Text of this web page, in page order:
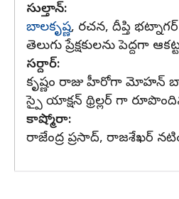
సుల్తాన్:
బాలకృష్ణ, రచన, దీప్తి
తెలుగు ప్రేక్షకులను పెద్దగా
సర్దార్:
కృష్ణం రాజు హీరోగా మోహన్
స్పై యాక్షన్ థ్రిల్లర్ గా
కాష్మోరా:
రాజేంద్ర ప్రసాద్, రాజశేఖర్